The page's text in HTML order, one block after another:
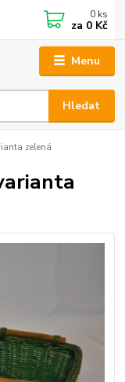
Menu
Hledat
0 ks
za 0 Kč
zelená